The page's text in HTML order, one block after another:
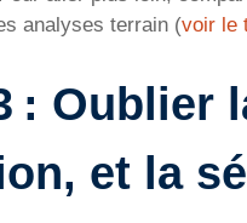
analyses terrain (voir le
: Oublier
et la